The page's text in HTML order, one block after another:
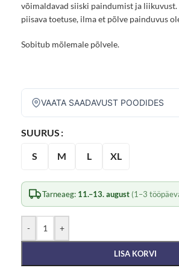
võimaldavad siiski paindumist ja
piisava toetuse, ilma et põlve painduvus
Sobitub mõlemale põlvele.
VAATA SAADAVUST POODIDES
SUURUS
S M L XL
Tarneaeg: 11.–13. august (1–3
- +
LISA KORVI